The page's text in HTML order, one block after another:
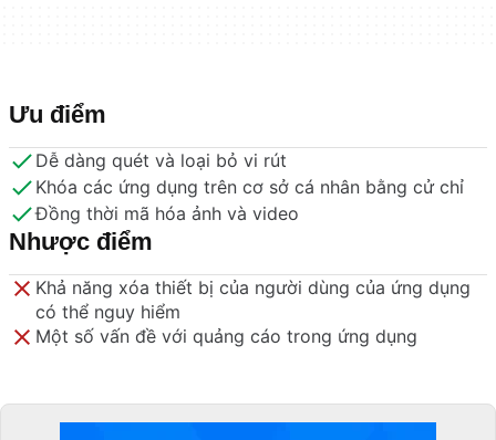
Ưu điểm
Dễ dàng quét và loại bỏ vi rút
Khóa các ứng dụng trên cơ sở cá nhân bằng cử chỉ
Đồng thời mã hóa ảnh và video
Nhược điểm
Khả năng xóa thiết bị của người dùng của ứng dụng
có thể nguy hiểm
Một số vấn đề với quảng cáo trong ứng dụng